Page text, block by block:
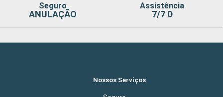
Seguro
ANULAÇÃO
Assistência
7/7 D
Nossos Serviços